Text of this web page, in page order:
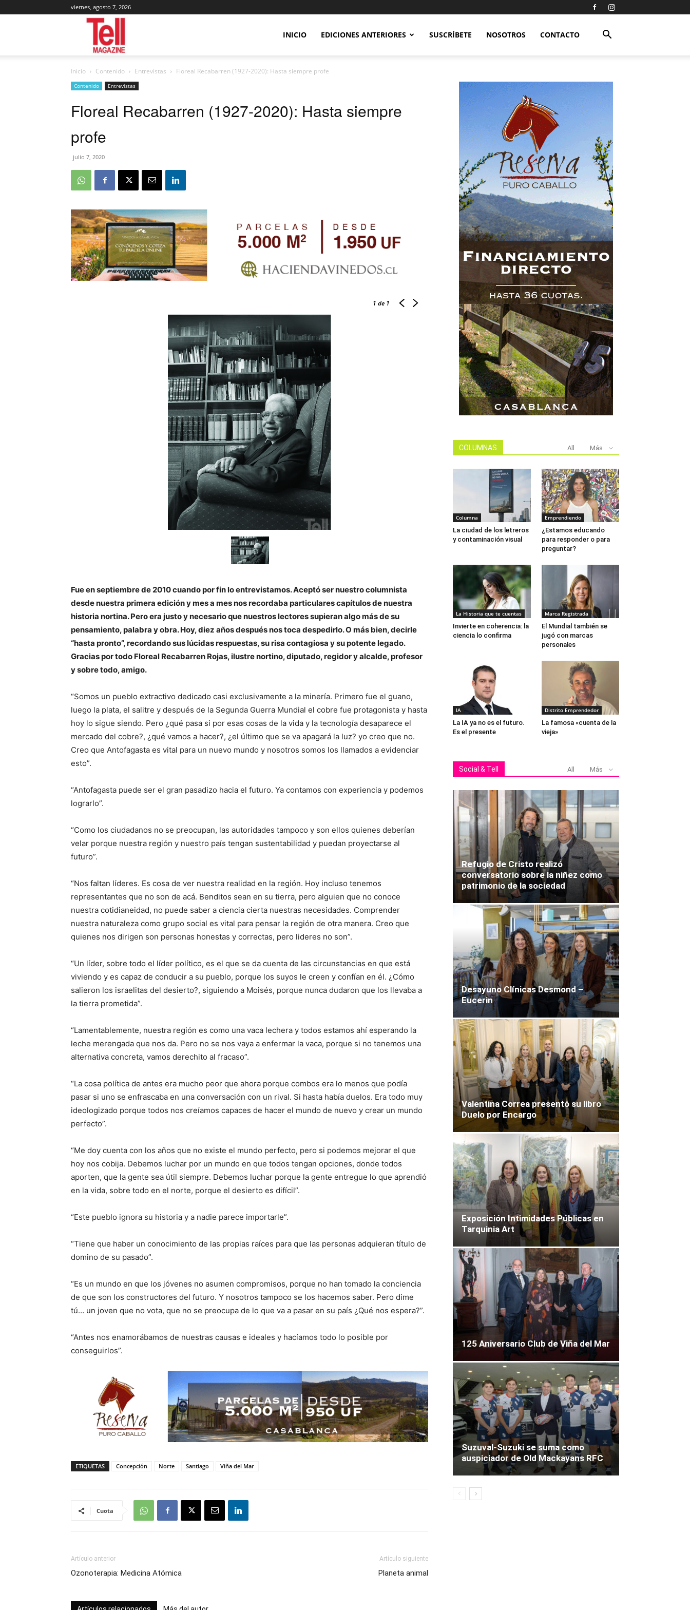
viernes, agosto 7, 2026
Magazine
INICIO EDICIONES ANTERIORES SUSCRÍBETE NOSOTROS CONTACTO
Inicio Contenido Entrevistas Floreal Recabarren (1927-2020): Hasta siempre profe
Contenido Entrevistas
Floreal Recabarren (1927-2020): Hasta siempre
profe
julio 7, 2020
1 de 1
Fue en septiembre de 2010 cuando por fin lo entrevistamos. Aceptó ser nuestro columnista
desde nuestra primera edición y mes a mes nos recordaba particulares capítulos de nuestra
historia nortina. Pero era justo y necesario que nuestros lectores supieran algo más de su
pensamiento, palabra y obra. Hoy, diez años después nos toca despedirlo. O más bien, decirle
“hasta pronto”, recordando sus lúcidas respuestas, su risa contagiosa y su potente legado.
Gracias por todo Floreal Recabarren Rojas, ilustre nortino, diputado, regidor y alcalde, profesor
y sobre todo, amigo.
“Somos un pueblo extractivo dedicado casi exclusivamente a la minería. Primero fue el guano,
luego la plata, el salitre y después de la Segunda Guerra Mundial el cobre fue protagonista y hasta
hoy lo sigue siendo. Pero ¿qué pasa si por esas cosas de la vida y la tecnología desaparece el
mercado del cobre?, ¿qué vamos a hacer?, ¿el último que se va apagará la luz? yo creo que no.
Creo que Antofagasta es vital para un nuevo mundo y nosotros somos los llamados a evidenciar
esto”.
“Antofagasta puede ser el gran pasadizo hacia el futuro. Ya contamos con experiencia y podemos
lograrlo”.
“Como los ciudadanos no se preocupan, las autoridades tampoco y son ellos quienes deberían
velar porque nuestra región y nuestro país tengan sustentabilidad y puedan proyectarse al
futuro”.
“Nos faltan líderes. Es cosa de ver nuestra realidad en la región. Hoy incluso tenemos
representantes que no son de acá. Benditos sean en su tierra, pero alguien que no conoce
nuestra cotidianeidad, no puede saber a ciencia cierta nuestras necesidades. Comprender
nuestra naturaleza como grupo social es vital para pensar la región de otra manera. Creo que
quienes nos dirigen son personas honestas y correctas, pero lideres no son”.
“Un líder, sobre todo el líder político, es el que se da cuenta de las circunstancias en que está
viviendo y es capaz de conducir a su pueblo, porque los suyos le creen y confían en él. ¿Cómo
salieron los israelitas del desierto?, siguiendo a Moisés, porque nunca dudaron que los llevaba a
la tierra prometida”.
“Lamentablemente, nuestra región es como una vaca lechera y todos estamos ahí esperando la
leche merengada que nos da. Pero no se nos vaya a enfermar la vaca, porque si no tenemos una
alternativa concreta, vamos derechito al fracaso”.
“La cosa política de antes era mucho peor que ahora porque combos era lo menos que podía
pasar si uno se enfrascaba en una conversación con un rival. Si hasta había duelos. Era todo muy
ideologizado porque todos nos creíamos capaces de hacer el mundo de nuevo y crear un mundo
perfecto”.
“Me doy cuenta con los años que no existe el mundo perfecto, pero si podemos mejorar el que
hoy nos cobija. Debemos luchar por un mundo en que todos tengan opciones, donde todos
aporten, que la gente sea útil siempre. Debemos luchar porque la gente entregue lo que aprendió
en la vida, sobre todo en el norte, porque el desierto es difícil”.
“Este pueblo ignora su historia y a nadie parece importarle”.
“Tiene que haber un conocimiento de las propias raíces para que las personas adquieran título de
domino de su pasado”.
“Es un mundo en que los jóvenes no asumen compromisos, porque no han tomado la conciencia
de que son los constructores del futuro. Y nosotros tampoco se los hacemos saber. Pero dime
tú… un joven que no vota, que no se preocupa de lo que va a pasar en su país ¿Qué nos espera?”.
“Antes nos enamorábamos de nuestras causas e ideales y hacíamos todo lo posible por
conseguirlos”.
ETIQUETAS Concepción Norte Santiago Viña del Mar
Cuota
Artículo anterior
Ozonoterapia: Medicina Atómica
Artículo siguiente
Planeta animal
COLUMNAS All Más
Columna
La ciudad de los letreros
y contaminación visual
Emprendiendo
¿Estamos educando
para responder o para
preguntar?
La Historia que te cuentas
Invierte en coherencia: la
ciencia lo confirma
Marca Registrada
El Mundial también se
jugó con marcas
personales
IA
La IA ya no es el futuro.
Es el presente
Distrito Emprendedor
La famosa «cuenta de la
vieja»
Social & Tell All Más
Refugio de Cristo realizó
conversatorio sobre la niñez como
patrimonio de la sociedad
Desayuno Clínicas Desmond –
Eucerin
Valentina Correa presentó su libro
Duelo por Encargo
Exposición Intimidades Públicas en
Tarquinia Art
125 Aniversario Club de Viña del Mar
Suzuval-Suzuki se suma como
auspiciador de Old Mackayans RFC